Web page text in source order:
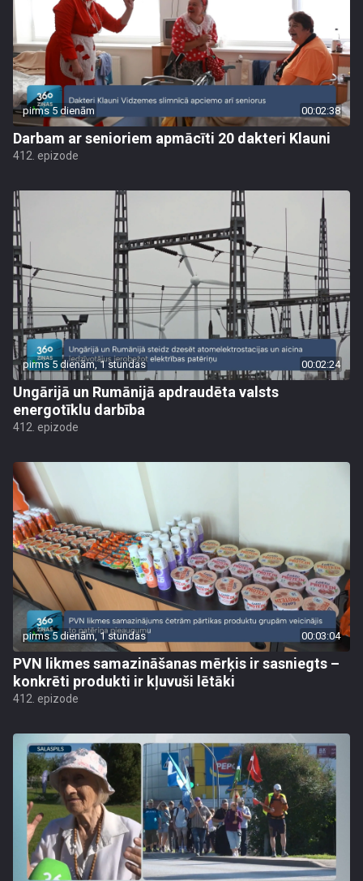
pirms 5 dienām 00:02:38
Darbam ar senioriem apmācīti 20 dakteri Klauni
412. epizode
pirms 5 dienām, 1 stundas 00:02:24
Ungārijā un Rumānijā apdraudēta valsts
energotīklu darbība
412. epizode
pirms 5 dienām, 1 stundas 00:03:04
PVN likmes samazināšanas mērķis ir sasniegts –
konkrēti produkti ir kļuvuši lētāki
412. epizode